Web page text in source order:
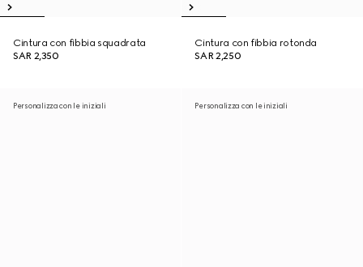
Cintura con fibbia squadrata
SAR 2,350
Cintura con fibbia rotonda
SAR 2,250
Personalizza con le iniziali Personalizza con le iniziali